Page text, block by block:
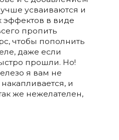
усваиваются и
эффектов в виде
пропить
чтобы пополнить
даже если
прошли. Но!
я вам не
и
же нежелателен,